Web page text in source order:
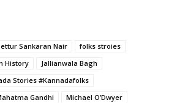
Sankaran Nair
folks stroies
History
Jallianwala Bagh
Stories #Kannadafolks
Gandhi
Michael O’Dwyer